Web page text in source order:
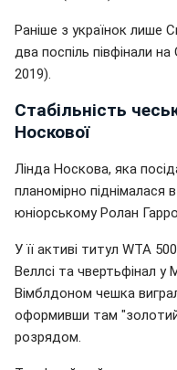
Раніше з українок лише
два поспіль півфінали
2019).
Стабільність
Носкової
Лінда Носкова, яка
планомірно піднімалася
юніорському Ролан
У її активі титул WTA
Веллсі та чвертьфінал
Вімблдоном чешка
оформивши там
розрядом.